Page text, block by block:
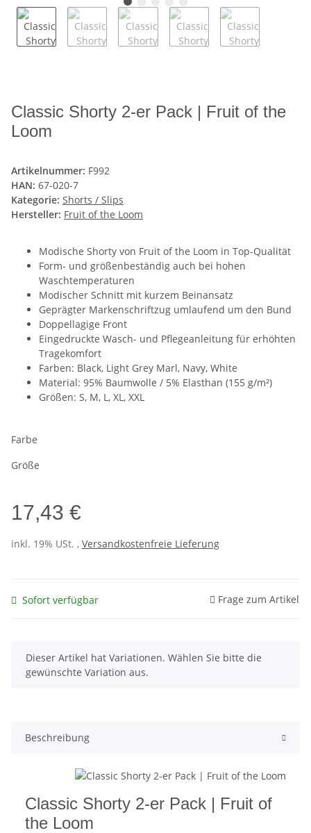
Classic Shorty 2-er Pack | Fruit of the
Loom
Artikelnummer: F992
HAN: 67-020-7
Kategorie: Shorts / Slips
Hersteller: Fruit of the Loom
Modische Shorty von Fruit of the Loom in Top-Qualität
Form- und größenbeständig auch bei hohen
Waschtemperaturen
Modischer Schnitt mit kurzem Beinansatz
Geprägter Markenschriftzug umlaufend um den Bund
Doppellagige Front
Eingedruckte Wasch- und Pflegeanleitung für erhöhten
Tragekomfort
Farben: Black, Light Grey Marl, Navy, White
Material: 95% Baumwolle / 5% Elasthan (155 g/m²)
Größen: S, M, L, XL, XXL
Farbe
Größe
17,43 €
inkl. 19% USt. , Versandkostenfreie Lieferung
Sofort verfügbar Frage zum Artikel
x
Dieser Artikel hat Variationen. Wählen Sie bitte die
gewünschte Variation aus.
Beschreibung
Classic Shorty 2-er Pack | Fruit of
the Loom